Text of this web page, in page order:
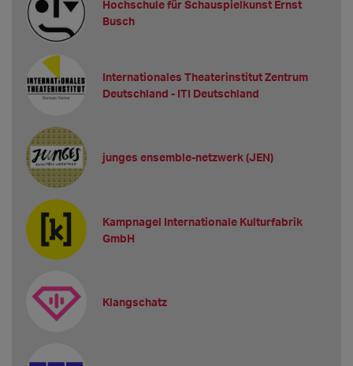
Hochschule für Schauspielkunst Ernst
Busch
Internationales Theaterinstitut Zentrum
Deutschland - ITI Deutschland
junges ensemble-netzwerk (JEN)
Kampnagel Internationale Kulturfabrik
GmbH
Klangschatz